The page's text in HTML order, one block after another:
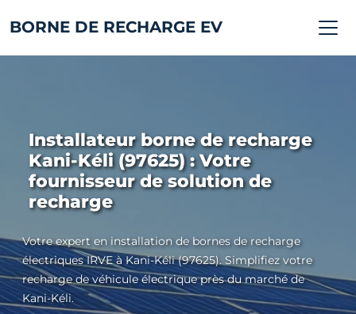
BORNE DE RECHARGE EV
Installateur borne de recharge
Kani-Kéli (97625) : Votre
fournisseur de solution de
recharge
Votre expert en installation de bornes de recharge
électriques IRVE à Kani-Kéli (97625). Simplifiez votre
recharge de véhicule électrique près du marché de
Kani-Kéli.